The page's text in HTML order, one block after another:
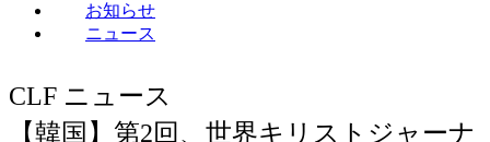
お知らせ
ニュース
CLF ニュース
【韓国】第2回、世界キリストジャーナ